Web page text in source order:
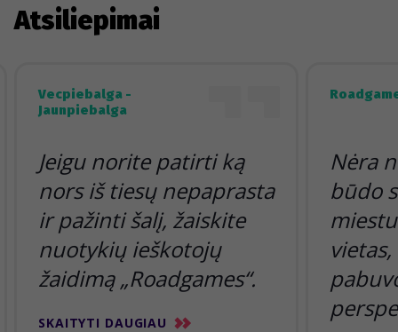
Atsiliepimai
Vecpiebalga -
Jaunpiebalga
Jeigu norite patirti ką
nors iš tiesų nepaprasta
ir pažinti šalį, žaiskite
nuotykių ieškotojų
žaidimą „Roadgames“.
SKAITYTI DAUGIAU
Nėra
būdo